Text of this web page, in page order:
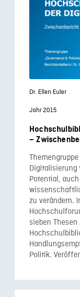
Dr. Ellen Euler
Jahr 2015
–
Digitalisierung
Potential,
zu verändern.
sieben
Politik.